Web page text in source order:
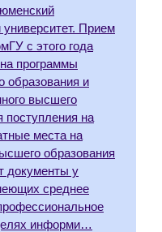
университет. Прием
с этого года
программы
образования и
высшего
поступления на
места на
образования
документы у
среднее
информи…